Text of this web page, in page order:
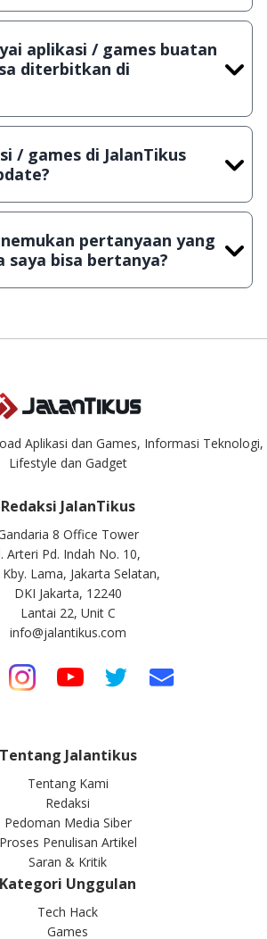
gratis, namun ada beberapa
dalam jangka waktu tertentu dan jika
kamu harus membeli lisensi
aplikasi / games buatan
diterbitkan di
kirim email keinfo@jalantikus.com
/ (APK) jika Android
/ games di JalanTikus
aplikasi dan games yang ada di
sehingga kuota sebesar ribuan
dapat tercapai dalam waktu yang
pertanyaan yang
saya bisa bertanya?
hati menjawab setiap pertanyaan yang
Aplikasi dan Games, Informasi Teknologi,
Lifestyle dan Gadget
Redaksi JalanTikus
8 Office Tower
Arteri Pd. Indah No. 10,
Kby. Lama, Jakarta Selatan,
DKI Jakarta, 12240
Lantai 22, Unit C
info@jalantikus.com
Tentang Jalantikus
Tentang Kami
Redaksi
Pedoman Media Siber
Proses Penulisan Artikel
Saran & Kritik
Kategori Unggulan
Tech Hack
Games